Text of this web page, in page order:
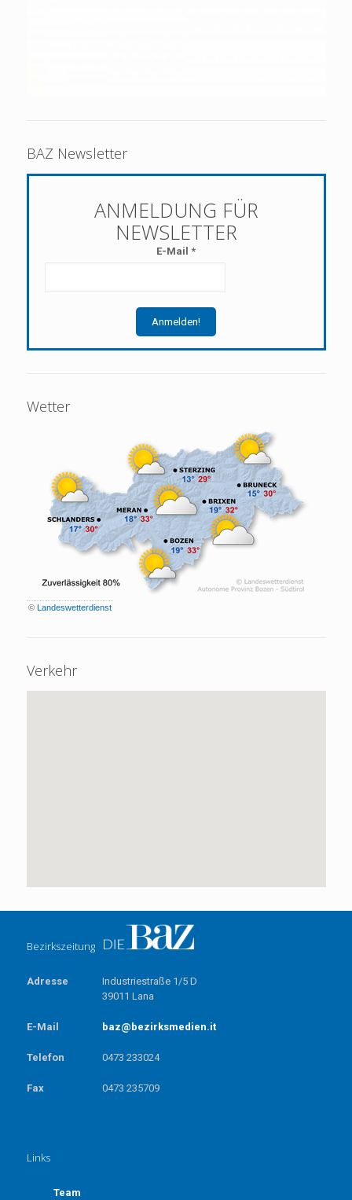
BAZ Newsletter
E-Mail *
Wetter
© Landeswetterdienst
Verkehr
Bezirkszeitung
Adresse
Industriestraße 1/5 D
39011 Lana
E-Mail baz@bezirksmedien.it
Telefon 0473 233024
Fax 0473 235709
Links
Team